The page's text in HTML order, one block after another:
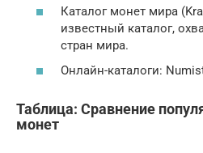
Каталог монет мира
известный каталог,
стран мира.
Онлайн-каталоги:
Таблица: Сравнение
монет